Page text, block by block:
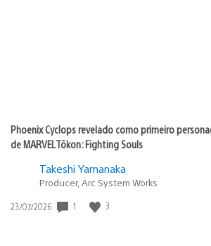
Phoenix Cyclops revelado como primeiro
de MARVEL Tōkon: Fighting Souls
Takeshi Yamanaka
Producer, Arc System Works
Data
23/07/2026 1 3